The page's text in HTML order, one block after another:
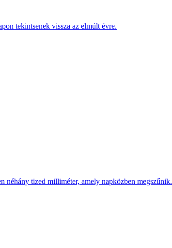
tekintsenek vissza az elmúlt évre.
néhány tized milliméter, amely napközben megszűnik.